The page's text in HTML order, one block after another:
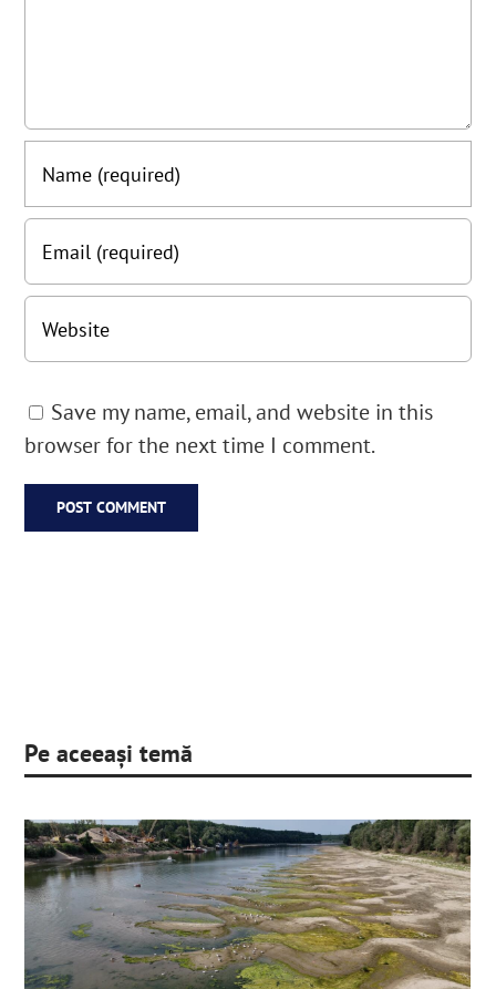
Save my name, email, and website in this
browser for the next time I comment.
Pe aceeași temă